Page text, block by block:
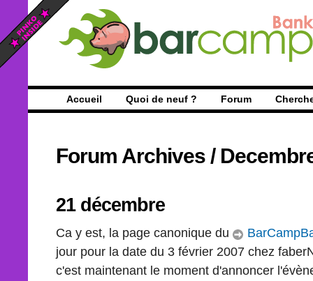
Accueil Quoi de neuf ? Forum
Forum Archives /
21 décembre
Ca y est, la page canonique du
jour pour la date du 3 février 2007 chez
c'est maintenant le moment d'annoncer